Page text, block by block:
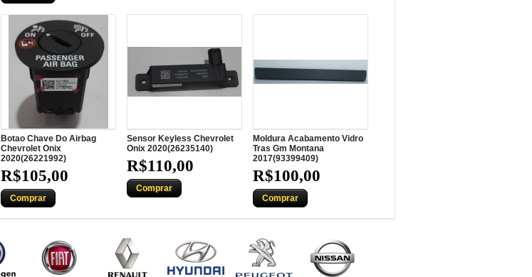
Botao Chave Do Airbag
Chevrolet Onix
2020(26221992)
R$105,00
Comprar
Sensor Keyless Chevrolet
Onix 2020(26235140)
R$110,00
Comprar
Moldura Acabamento Vidro
Tras Gm Montana
2017(93399409)
R$100,00
Comprar